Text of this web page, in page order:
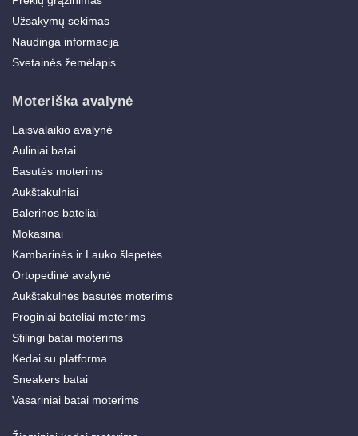
Užsakymų sekimas
Naudinga informacija
Svetainės žemėlapis
Moteriška avalynė
Laisvalaikio avalynė
Auliniai batai
Basutės moterims
Aukštakulniai
Balerinos bateliai
Mokasinai
Kambarinės ir Lauko šlepetės
Ortopedinė avalynė
Aukštakulnės basutės moterims
Proginiai bateliai moterims
Stilingi batai moterims
Kedai su platforma
Sneakers batai
Vasariniai batai moterims